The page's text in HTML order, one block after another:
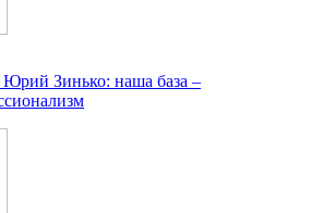
Юрий Зинько: наша база –